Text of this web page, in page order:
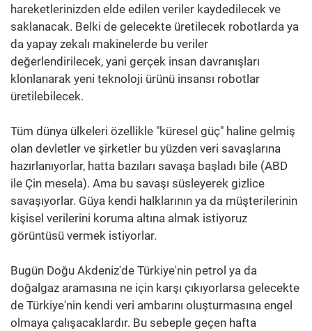
hareketlerinizden elde edilen veriler kaydedilecek ve
saklanacak. Belki de gelecekte üretilecek robotlarda ya
da yapay zekalı makinelerde bu veriler
değerlendirilecek, yani gerçek insan davranışları
klonlanarak yeni teknoloji ürünü insansı robotlar
üretilebilecek.
Tüm dünya ülkeleri özellikle "küresel güç" haline gelmiş
olan devletler ve şirketler bu yüzden veri savaşlarına
hazırlanıyorlar, hatta bazıları savaşa başladı bile (ABD
ile Çin mesela). Ama bu savaşı süsleyerek gizlice
savaşıyorlar. Güya kendi halklarının ya da müşterilerinin
kişisel verilerini koruma altına almak istiyoruz
görüntüsü vermek istiyorlar.
Bugün Doğu Akdeniz'de Türkiye'nin petrol ya da
doğalgaz aramasına ne için karşı çıkıyorlarsa gelecekte
de Türkiye'nin kendi veri ambarını oluşturmasına engel
olmaya çalışacaklardır. Bu sebeple geçen hafta